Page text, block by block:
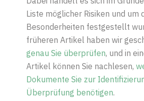
Liste möglicher Risiken und um
Besonderheiten festgestellt
früheren Artikel haben wir
genau Sie überprüfen, und in
Artikel können Sie nachlesen,
Dokumente Sie zur
Überprüfung benötigen.